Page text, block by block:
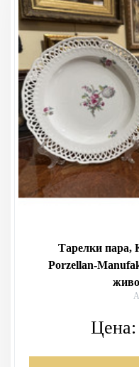
Тарелки пара,
Porzellan-
Цена: